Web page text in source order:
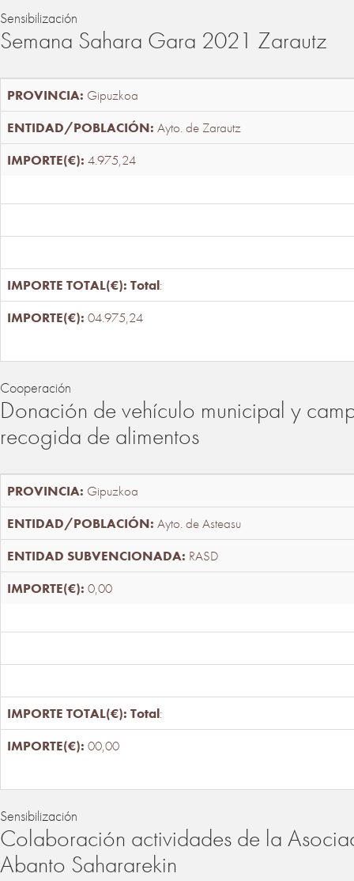
Sensibilización
Semana Sahara Gara 2021 Zarautz
Gipuzkoa
Ayto. de Zarautz
4.975,24
Total:
04.975,24
Cooperación
Donación de vehículo municipal y
recogida de alimentos
Gipuzkoa
Ayto. de Asteasu
RASD
0,00
Total:
00,00
Sensibilización
Colaboración actividades de la
Abanto Sahararekin